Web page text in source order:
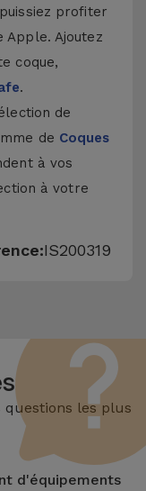
profiter
Apple. Ajoutez
coque,
.
de
de Coques
à vos
à votre
IS200319
questions les plus
d'équipements